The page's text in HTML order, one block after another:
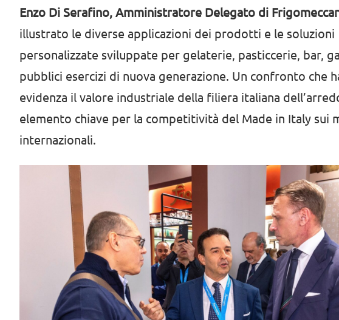
Enzo Di Serafino, Amministratore Delegato di
illustrato le diverse applicazioni dei prodotti e le soluzioni
personalizzate sviluppate per gelaterie, pasticcerie, bar,
pubblici esercizi di nuova generazione. Un confronto che
evidenza il valore industriale della filiera italiana
elemento chiave per la competitività del Made in Italy sui
internazionali.